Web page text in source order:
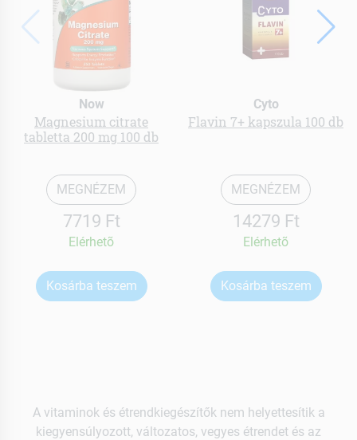
Now
Magnesium citrate
tabletta 200 mg 100 db
MEGNÉZEM
7719 Ft
Elérhetõ
Kosárba teszem
Cyto
Flavin 7+ kapszula 100 db
MEGNÉZEM
14279 Ft
Elérhetõ
Kosárba teszem
A vitaminok és étrendkiegészítők nem helyettesítik a
kiegyensúlyozott, változatos, vegyes étrendet és az